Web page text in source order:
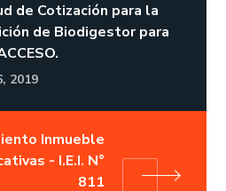
de Cotización para la
de Biodigestor para
2019
Inmueble
- I.E.I. N°
811